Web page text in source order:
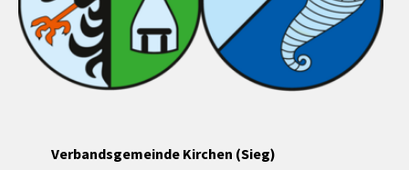
Verbandsgemeinde Kirchen (Sieg)